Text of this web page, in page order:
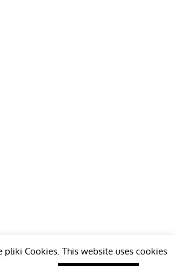
pliki Cookies. This website uses cookies